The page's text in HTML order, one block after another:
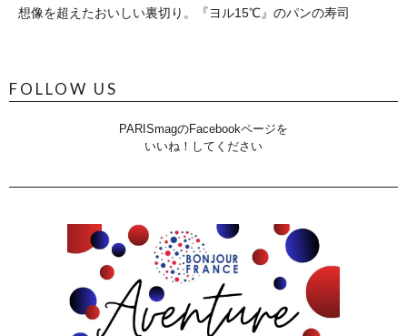
想像を超えたおいしい裏切り。『ヨル15℃』のパンの寿司
FOLLOW US
PARISmagのFacebookページを
いいね！してください